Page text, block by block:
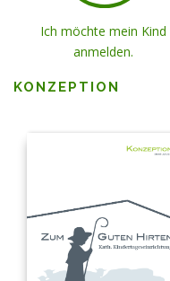
Ich möchte mein Kind
anmelden.
KONZEPTION